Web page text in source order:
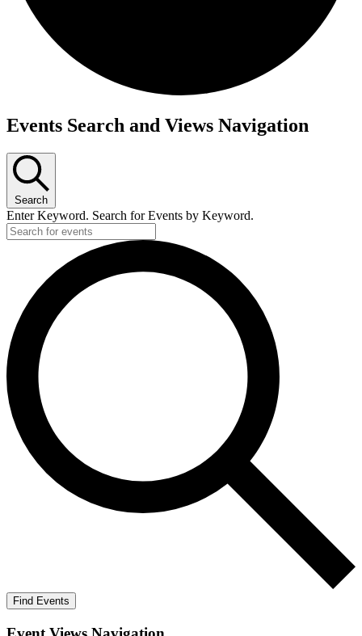
Events Search and Views Navigation
Search
Enter Keyword. Search for Events by Keyword.
Find Events